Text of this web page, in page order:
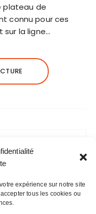
expérience sur notre site
tous les cookies ou
plateau de
connu pour ces
sur la ligne…
un exil